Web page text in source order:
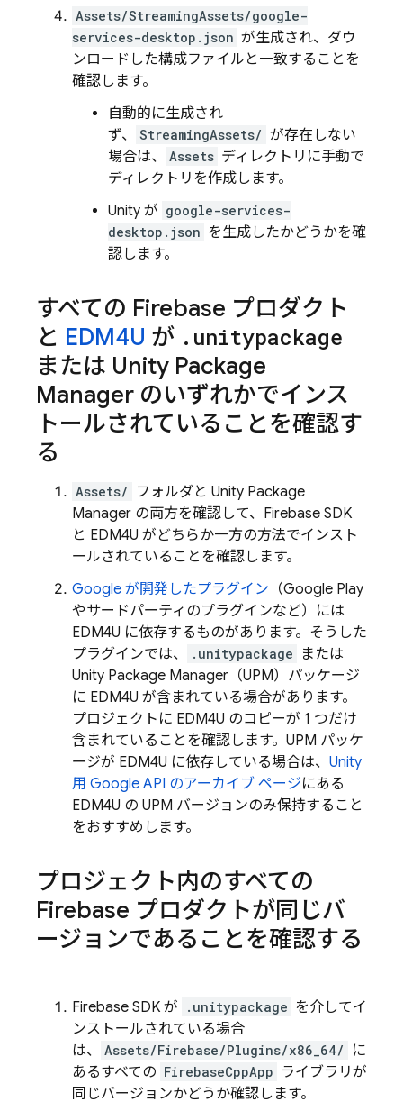
Assets/StreamingAssets/google-
services-desktop.json が生成され、ダウ
ンロードした構成ファイルと一致することを
確認します。
自動的に生成され
ず、
StreamingAssets/ が存在しない
場合は、
Assets ディレクトリに手動で
ディレクトリを作成します。
Unity が google-services-
desktop.json を生成したかどうかを確
認します。
すべての Firebase プロダクト
と EDM4U が . unitypackage
または Unity Package
Manager のいずれかでインス
トールされていることを確認す
る
Assets/
フォルダと Unity Package
Manager の両方を確認して、Firebase SDK
と EDM4U がどちらか一方の方法でインスト
ールされていることを確認します。
Google が開発したプラグイン （Google Play
やサードパーティのプラグインなど）には
EDM4U に依存するものがあります。そうした
プラグインでは、
.unitypackage
または
Unity Package Manager（UPM）パッケージ
に EDM4U が含まれている場合があります。
プロジェクトに EDM4U のコピーが 1 つだけ
含まれていることを確認します。UPM パッケ
ージが EDM4U に依存している場合は、 Unity
用 Google API のアーカイブ ページにある
EDM4U の UPM バージョンのみ保持すること
をおすすめします。
プロジェクト内のすべての
Firebase プロダクトが同じバ
ージョンであることを確認する
Firebase SDK が .unitypackage を介してイ
ンストールされている場合
は、
Assets/Firebase/Plugins/x86_64/
に
あるすべての FirebaseCppApp ライブラリが
同じバージョンかどうか確認します。